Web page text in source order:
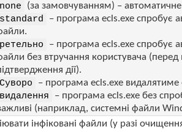
none (за замовчуванням) –
standard
– програма ecls.exe спробує
ретельно
– програма ecls.exe спробує
без втручання користувача
дії).
Суворо – програма ecls.exe
видалення
– програма ecls.exe без
(наприклад, системні файли
інфіковані файли (у разі